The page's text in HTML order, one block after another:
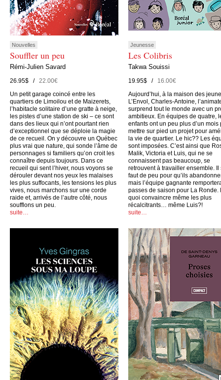
Nouvelles
Souffler un peu
Rémi-Julien Savard
26.95$ /22.00€
Un petit garage coincé entre les
quartiers de Limoilou et de Maizerets,
l’habitacle solitaire d’une gratte à neige,
les pistes d’une station de ski – ce sont
dans des lieux qui n’ont pourtant rien
d’exceptionnel que se déploie la magie
de ce recueil. On y découvre un Québec
plus vrai que nature, qui sonde l’âme de
personnages si familiers qu’on croit les
connaître depuis toujours. Dans ce
recueil qui sent l’hiver, nous voyons se
dérouler devant nos yeux les malaises
les plus suffocants, les tensions les plus
vives, nous marchons sur une corde
raide et, arrivés de l’autre côté, nous
soufflons un peu.
suite…
Jeunesse
Les Colibris
Takwa Souissi
19.95$ /16.00€
Aujourd’hui, à la maison des
L’Envol, Charles-Antoine,
surprend tout le monde avec un
ambitieux. En équipes de quatre,
enfants ont un peu plus d’un mois
mettre sur pied un projet pour
la vie de quartier. Le hic?? Les
sont imposées. C’est ainsi que
Malik, Victoria et Luis, qui ne se
connaissent pas beaucoup, se
retrouvent à travailler ensemble. Il
faut de peu pour qu’ils
mais l’équipe gagnante
passes de saison pour La Ronde.
quoi convaincre même les plus
récalcitrants… même Luis?!
suite…